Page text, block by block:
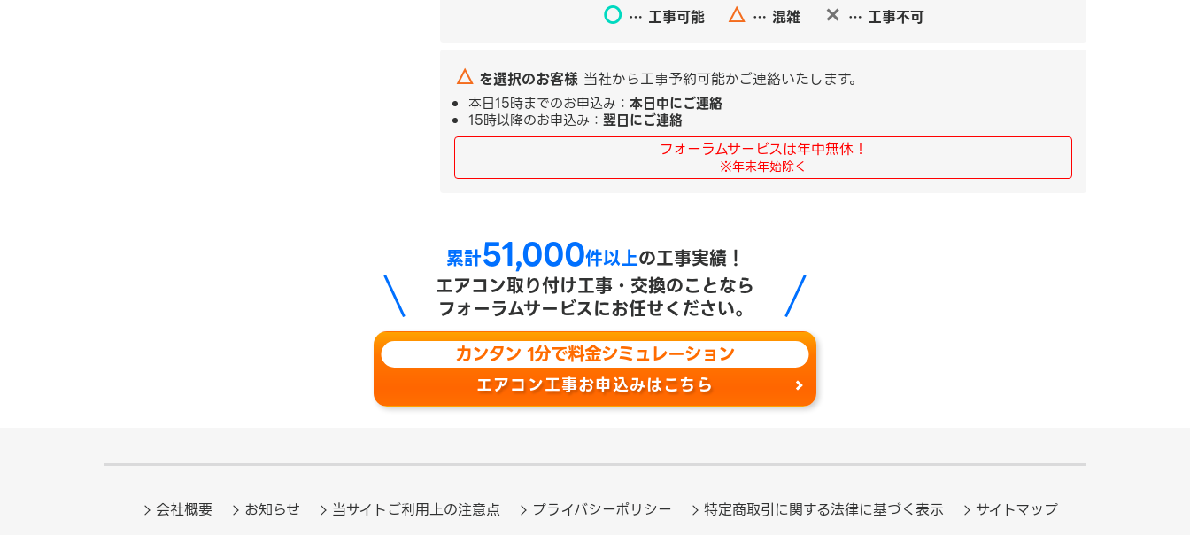
〇 … 工事可能 △ … 混雑 ✕ … 工事不可
△ を選択のお客様 当社から工事予約可能かご連絡いたします。
本日15時までのお申込み： 本日中にご連絡
15時以降のお申込み： 翌日にご連絡
フォーラムサービスは年中無休！
※年末年始除く
累計51,000件以上の工事実績！
エアコン取り付け工事・交換のことなら
フォーラムサービスにお任せください。
カンタン 1分で料金シミュレーション
エアコン工事お申込みはこちら
会社概要 お知らせ 当サイトご利用上の注意点 プライバシーポリシー 特定商取引に関する法律に基づく表示 サイトマップ